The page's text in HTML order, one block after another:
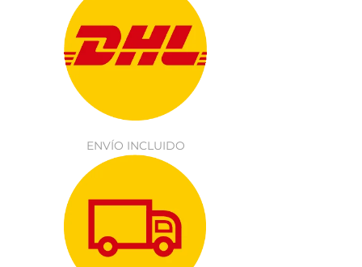
ENVÍO INCLUIDO